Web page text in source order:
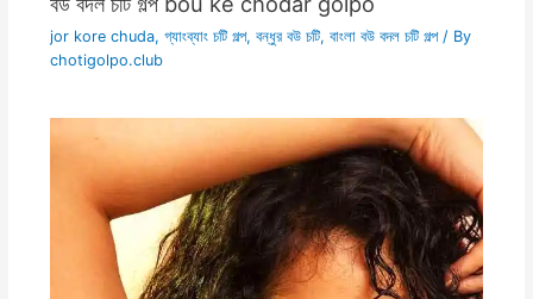
jor kore chuda, গ্যাংব্যাং চটি গল্প, বন্ধুর বউ চটি, বাংলা বউ বদল চটি গল্প/ By
chotigolpo.club